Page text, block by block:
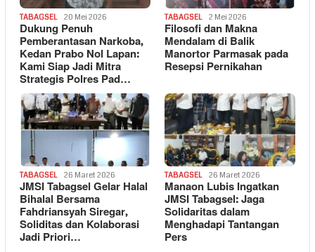
TABAGSEL 20 Mei 2026
Dukung Penuh
Pemberantasan Narkoba,
Kedan Prabo Nol Lapan:
Kami Siap Jadi Mitra
Strategis Polres Pad…
TABAGSEL 2 Mei 2026
Filosofi dan Makna
Mendalam di Balik
Manortor Parmasak pada
Resepsi Pernikahan
TABAGSEL 26 Maret 2026
JMSI Tabagsel Gelar Halal
Bihalal Bersama
Fahdriansyah Siregar,
Soliditas dan Kolaborasi
Jadi Priori…
TABAGSEL 26 Maret 2026
Manaon Lubis Ingatkan
JMSI Tabagsel: Jaga
Solidaritas dalam
Menghadapi Tantangan
Pers